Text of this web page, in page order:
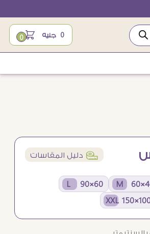
0 جنيه 0
í دليل المقاسات
60×90 L
100×150